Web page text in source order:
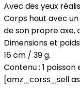
Avec des yeux
Corps haut avec
de son propre axe,
Dimensions et
16 cm / 39 g.
Contenu : 1
[amz_corss_sell